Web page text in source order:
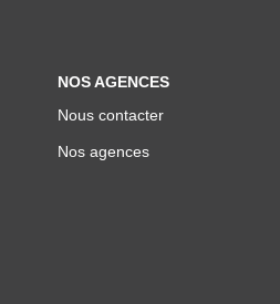
NOS AGENCES
Nous contacter
Nos agences